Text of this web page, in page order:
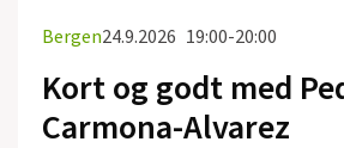
Bergen24.9.2026 19:00-20:00
Kort og godt med
Carmona-Alvarez